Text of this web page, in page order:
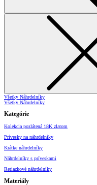
Všetky Náhrdelníky
Všetky Náhrdelníky
Kategórie
Kolekcia pozlátená 18K zlatom
Prívesky na náhrdelníky
Krátke náhrdelníky
Náhrdelníky s príveskami
Retiazkové náhrdelníky
Materiály